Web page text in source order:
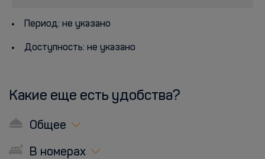
Период: не указано
Доступность: не указано
Какие еще есть удобства?
Общее
В номерах